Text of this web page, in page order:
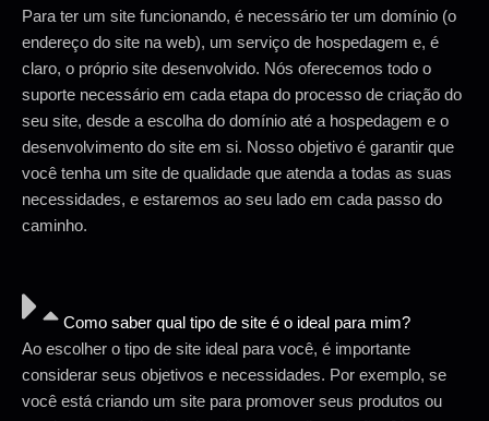
Para ter um site funcionando, é necessário ter um domínio (o
endereço do site na web), um serviço de hospedagem e, é
claro, o próprio site desenvolvido. Nós oferecemos todo o
suporte necessário em cada etapa do processo de criação do
seu site, desde a escolha do domínio até a hospedagem e o
desenvolvimento do site em si. Nosso objetivo é garantir que
você tenha um site de qualidade que atenda a todas as suas
necessidades, e estaremos ao seu lado em cada passo do
caminho.
Como saber qual tipo de site é o ideal para mim?
Ao escolher o tipo de site ideal para você, é importante
considerar seus objetivos e necessidades. Por exemplo, se
você está criando um site para promover seus produtos ou